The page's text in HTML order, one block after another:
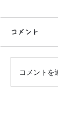
アリゾ
コメント
コメントを